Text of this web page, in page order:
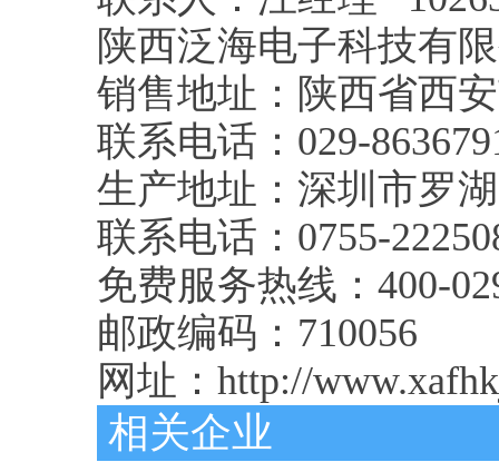
陕西泛海电子科技有
销售地址：陕西省西
联系电话：029-
生产地址：深圳市罗
联系电话：0755-
免费服务热线：400-
邮政编码：710056
网址：http://
相关企业